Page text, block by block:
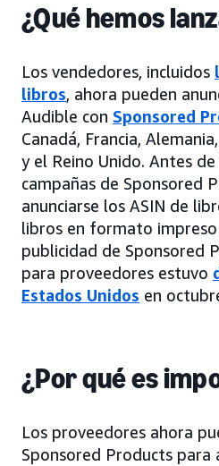
¿Qué hemos
Los vendedores, incluidos
libros, ahora pueden
Audible con Sponsored
Canadá, Francia,
y el Reino Unido. Antes
campañas de Sponsored
anunciarse los ASIN de
libros en formato impreso
publicidad de Sponsored
para proveedores estuvo
Estados Unidos en
¿Por qué es
Los proveedores ahora
Sponsored Products para